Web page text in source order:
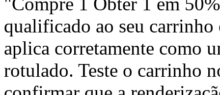
qualificado ao seu carrinho
aplica corretamente como
rotulado. Teste o carrinho